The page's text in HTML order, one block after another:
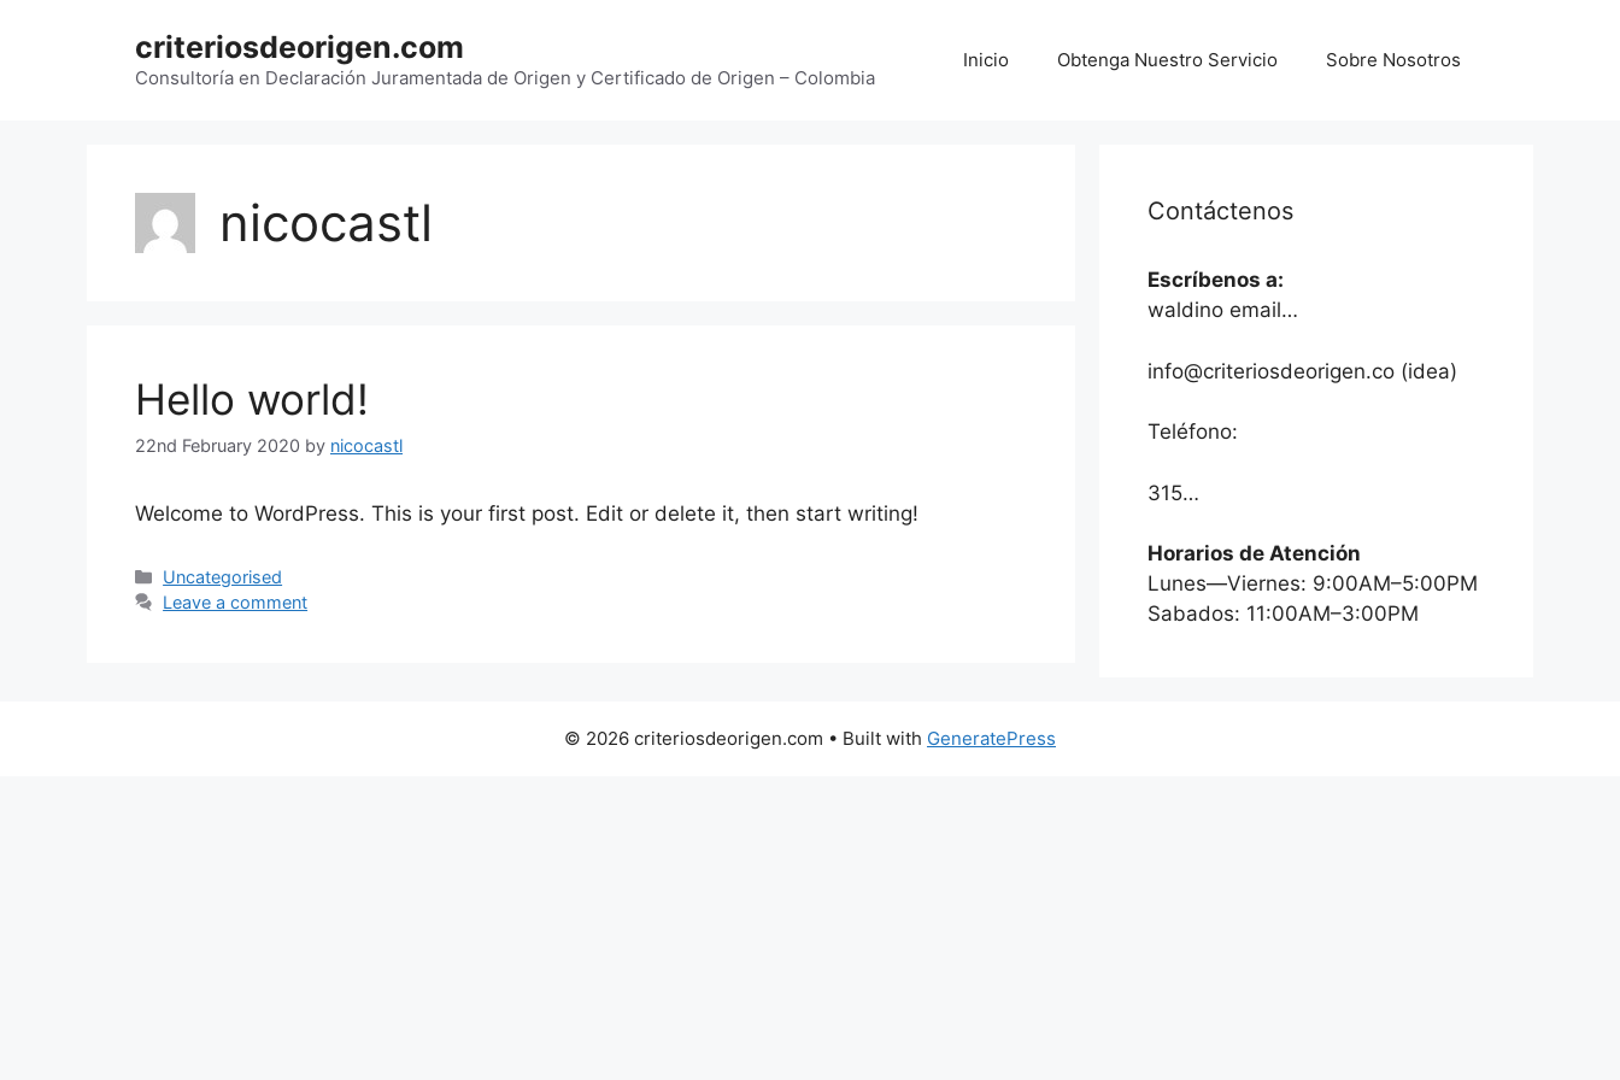
criteriosdeorigen.com
Consultoría en Declaración Juramentada de Origen y Certificado de Origen – Colombia
Inicio Obtenga Nuestro Servicio Sobre Nosotros
nicocastl
Hello world!
22nd February 2020 by nicocastl
Welcome to WordPress. This is your first post. Edit or delete it, then start writing!
Categories
Uncategorised
Leave a comment
Contáctenos
Escríbenos a:
waldino email…
info@criteriosdeorigen.co (idea)
Teléfono:
315…
Horarios de Atención
Lunes—Viernes: 9:00AM–5:00PM
Sabados: 11:00AM–3:00PM
© 2026 criteriosdeorigen.com • Built with GeneratePress